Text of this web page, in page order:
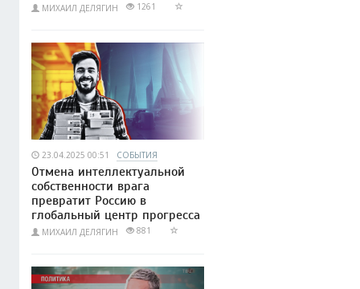
МИХАИЛ ДЕЛЯГИН 1261
23.04.2025 00:51 СОБЫТИЯ
Отмена интеллектуальной
собственности врага
превратит Россию в
глобальный центр прогресса
МИХАИЛ ДЕЛЯГИН 881